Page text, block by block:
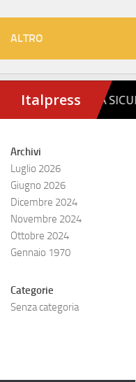
ALTRO
Archivi
Luglio 2026
Giugno 2026
Dicembre 2024
Novembre 2024
Ottobre 2024
Gennaio 1970
Categorie
Senza categoria